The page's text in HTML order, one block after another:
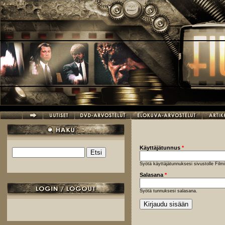
Hyppää pääsisältöön
Hakulomake
Käyttäjätunnus *
Syötä käyttäjätunnuksesi sivustolle
Salasana *
Syötä tunnuksesi salasana.